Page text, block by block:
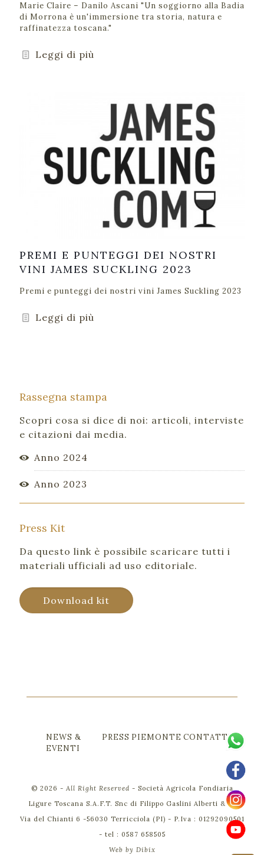
Marie Claire – Danilo Ascani "Un soggiorno alla Badia
di Morrona è un'immersione tra storia, natura e
raffinatezza toscana."
Leggi di più
PREMI E PUNTEGGI DEI NOSTRI
VINI JAMES SUCKLING 2023
Premi e punteggi dei nostri vini James Suckling 2023
Leggi di più
Rassegna stampa
Scopri cosa si dice di noi: articoli, interviste
e citazioni dai media.
Anno 2024
Anno 2023
Press Kit
Da questo link è possibile scaricare tutti i
materiali ufficiali ad uso editoriale.
Download kit
NEWS &
EVENTI
PRESS PIEMONTE CONTATTI
© 2026 - All Right Reserved - Società Agricola Fondiaria
Ligure Toscana S.A.F.T. Snc di Filippo Gaslini Alberti & C.
Via del Chianti 6 -56030 Terricciola (PI) - P.Iva : 01292090501
- tel : 0587 658505
Web by Dibix